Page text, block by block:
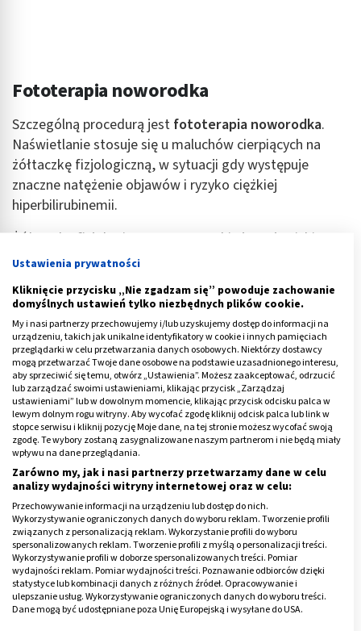
Fototerapia noworodka
Szczególną procedurą jest fototerapia noworodka.
Naświetlanie stosuje się u maluchów cierpiących na
żółtaczkę fizjologiczną, w sytuacji gdy występuje
znaczne natężenie objawów i ryzyko ciężkiej
hiperbilirubinemii.
Żółtaczka fizjologiczna sama w sobie jest zjawiskiem
naturalnym i powszechnym, obserwowanym u 80 proc.
(dane: A. Wasiluk, Współczesna diagnostyka i leczenie
żółtaczek u noworodków i niemowląt). Do głównych jej
symptomów należy zażółcenie skóry oraz gałek
ocznych. Przyczyną jest wzrost stężenia bilirubiny, a
więc żółtego barwnika żółciowego. W większości
przypadków tego typu żółtaczka jest niegroźna,
przejściowa i nie wymagająca leczenia.
Stan patologiczny, który może być podstawą do
podjęcia decyzji o fototerapii, to:
stężenie bilirubiny u noworodków karmionych piersią
powyżej 17 mg/dl (290,7 µm/l);
Stężenie bilirubiny u noworodków karmionych
sztucznie powyżej 15 mg/dl (256,5 µm/l).
Fototerapia u noworodkaprowadzi do rozbicia
Ustawienia prywatności
Kliknięcie przycisku „Nie zgadzam się” powoduje zachowanie
domyślnych ustawień tylko niezbędnych plików cookie.
My i nasi partnerzy przechowujemy i/lub uzyskujemy dostęp do informacji na
urządzeniu, takich jak unikalne identyfikatory w cookie i innych pamięciach
przeglądarki w celu przetwarzania danych osobowych. Niektórzy dostawcy
mogą przetwarzać Twoje dane osobowe na podstawie uzasadnionego interesu,
aby sprzeciwić się temu, otwórz „Ustawienia”. Możesz zaakceptować, odrzucić
lub zarządzać swoimi ustawieniami, klikając przycisk „Zarządzaj
ustawieniami” lub w dowolnym momencie, klikając przycisk odcisku palca w
lewym dolnym rogu witryny. Aby wycofać zgodę kliknij odcisk palca lub link w
stopce serwisu i kliknij pozycję Moje dane, na tej stronie możesz wycofać swoją
zgodę. Te wybory zostaną zasygnalizowane naszym partnerom i nie będą miały
wpływu na dane przeglądania.
Zarówno my, jak i nasi partnerzy przetwarzamy dane w celu
analizy wydajności witryny internetowej oraz w celu:
Przechowywanie informacji na urządzeniu lub dostęp do nich.
Wykorzystywanie ograniczonych danych do wyboru reklam. Tworzenie profili
związanych z personalizacją reklam. Wykorzystanie profili do wyboru
spersonalizowanych reklam. Tworzenie profili z myślą o personalizacji treści.
Wykorzystywanie profili w doborze spersonalizowanych treści. Pomiar
wydajności reklam. Pomiar wydajności treści. Poznawanie odbiorców dzięki
statystyce lub kombinacji danych z różnych źródeł. Opracowywanie i
ulepszanie usług. Wykorzystywanie ograniczonych danych do wyboru treści.
Dane mogą być udostępniane poza Unię Europejską i wysyłane do USA.